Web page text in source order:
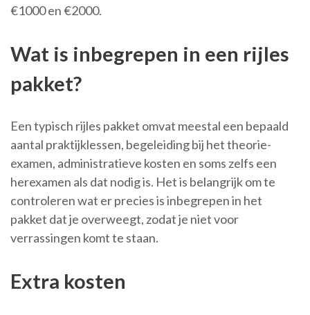
€1000 en €2000.
Wat is inbegrepen in een rijles
pakket?
Een typisch rijles pakket omvat meestal een bepaald
aantal praktijklessen, begeleiding bij het theorie-
examen, administratieve kosten en soms zelfs een
herexamen als dat nodig is. Het is belangrijk om te
controleren wat er precies is inbegrepen in het
pakket dat je overweegt, zodat je niet voor
verrassingen komt te staan.
Extra kosten